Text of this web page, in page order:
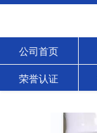
公司首页
荣誉认证